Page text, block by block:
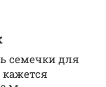
семечки для